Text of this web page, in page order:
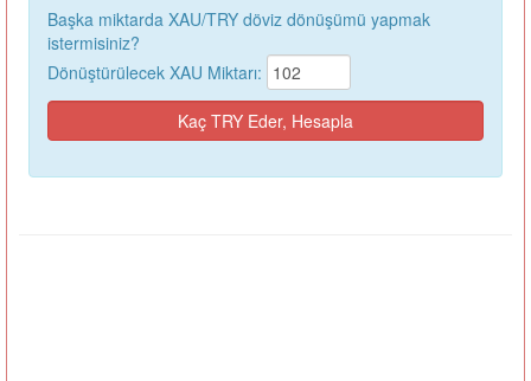
Başka miktarda XAU/TRY döviz dönüşümü yapmak
istermisiniz?
Dönüştürülecek XAU Miktarı: